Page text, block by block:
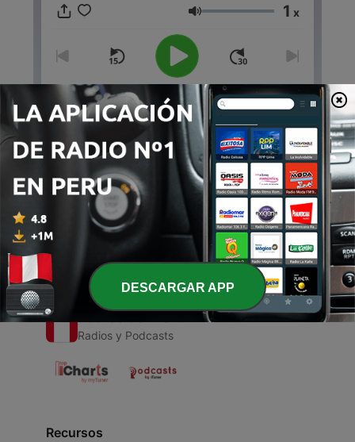
Volumen 1 x
00:00 00:00
Episodios
- Emociones
17 nov. 2020
Radios y Podcasts
Recursos
DESCARGAR APP